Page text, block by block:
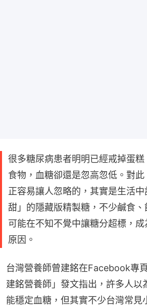
很多糖尿病患者明明已經戒掉蛋
食物，血糖卻還是忽高忽低。對
正容易讓人忽略的，其實是生活
甜」的隱藏版精製糖，不少鹹食
可能在不知不覺中讓糖分超標，
原因。
台灣營養師曾建銘在Facebook專
建銘營養師」發文指出，許多人以
能穩定血糖，但其實不少台灣常見